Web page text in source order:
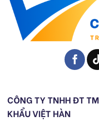
CÔNG TY TNHH ĐT TM
KHẨU VIỆT HÀN